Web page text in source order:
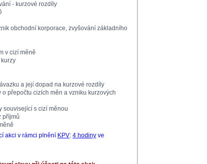
- kurzové rozdíly
obchodní korporace, zvyšování základního
v cizí měně
a její dopad na kurzové rozdíly
přepočtu cizích měn a vzniku kurzových
související s cizí měnou
příjmů
akci v rámci plnění KPV: 4 hodiny ve